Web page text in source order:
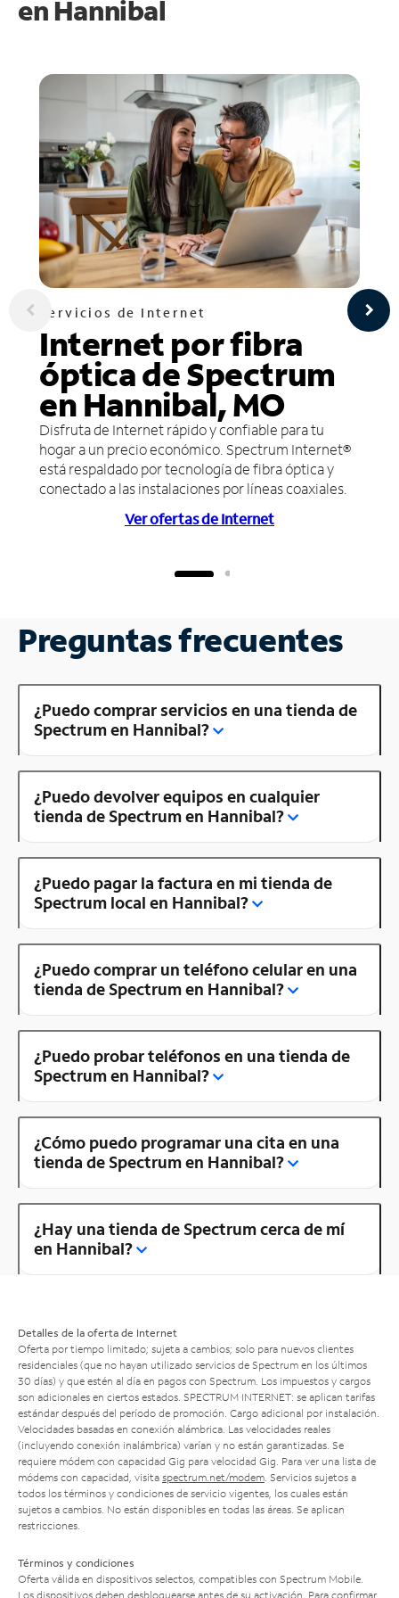
en Hannibal
Servicios de Internet
Internet por fibra
óptica de Spectrum
en Hannibal, MO
Disfruta de Internet rápido y confiable para tu
hogar a un precio económico. Spectrum Internet®
está respaldado por tecnología de fibra óptica y
conectado a las instalaciones por líneas coaxiales.
Ver ofertas de Internet
Preguntas frecuentes
¿Puedo comprar servicios en una tienda de
Spectrum en Hannibal?
¿Puedo devolver equipos en cualquier
tienda de Spectrum en Hannibal?
¿Puedo pagar la factura en mi tienda de
Spectrum local en Hannibal?
¿Puedo comprar un teléfono celular en una
tienda de Spectrum en Hannibal?
¿Puedo probar teléfonos en una tienda de
Spectrum en Hannibal?
¿Cómo puedo programar una cita en una
tienda de Spectrum en Hannibal?
¿Hay una tienda de Spectrum cerca de mí
en Hannibal?
Detalles de la oferta de Internet
Oferta por tiempo limitado; sujeta a cambios; solo para nuevos clientes
residenciales (que no hayan utilizado servicios de Spectrum en los últimos
30 días) y que estén al día en pagos con Spectrum. Los impuestos y cargos
son adicionales en ciertos estados. SPECTRUM INTERNET: se aplican tarifas
estándar después del período de promoción. Cargo adicional por instalación.
Velocidades basadas en conexión alámbrica. Las velocidades reales
(incluyendo conexión inalámbrica) varían y no están garantizadas. Se
requiere módem con capacidad Gig para velocidad Gig. Para ver una lista de
módems con capacidad, visita spectrum.net/modem . Servicios sujetos a
todos los términos y condiciones de servicio vigentes, los cuales están
sujetos a cambios. No están disponibles en todas las áreas. Se aplican
restricciones.
Términos y condiciones
Oferta válida en dispositivos selectos, compatibles con Spectrum Mobile.
Los dispositivos deben desbloquearse antes de su activación. Para confirmar